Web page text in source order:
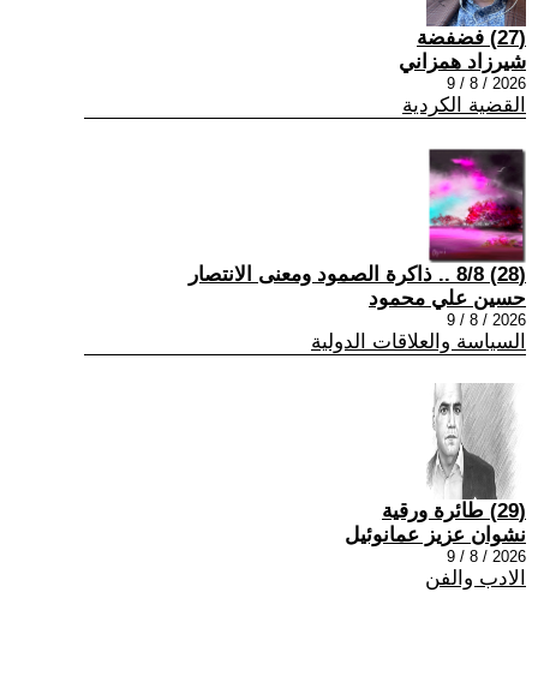
(27) فضفضة
شيرزاد همزاني
2026 / 8 / 9
القضية الكردية
(28) 8/8 .. ذاكرة الصمود ومعنى الانتصار
حسين علي محمود
2026 / 8 / 9
السياسة والعلاقات الدولية
(29) طائرة ورقية
نشوان عزيز عمانوئيل
2026 / 8 / 9
الادب والفن